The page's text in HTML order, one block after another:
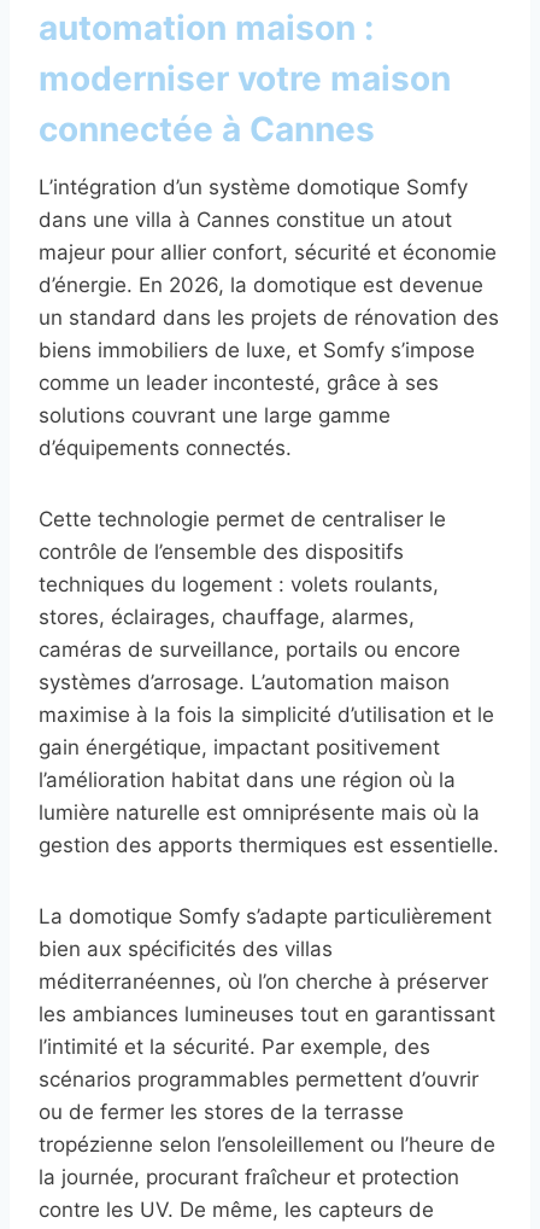
automation maison :
moderniser votre maison
connectée à Cannes
L’intégration d’un système domotique Somfy
dans une villa à Cannes constitue un atout
majeur pour allier confort, sécurité et économie
d’énergie. En 2026, la domotique est devenue
un standard dans les projets de rénovation des
biens immobiliers de luxe, et Somfy s’impose
comme un leader incontesté, grâce à ses
solutions couvrant une large gamme
d’équipements connectés.
Cette technologie permet de centraliser le
contrôle de l’ensemble des dispositifs
techniques du logement : volets roulants,
stores, éclairages, chauffage, alarmes,
caméras de surveillance, portails ou encore
systèmes d’arrosage. L’automation maison
maximise à la fois la simplicité d’utilisation et le
gain énergétique, impactant positivement
l’amélioration habitat dans une région où la
lumière naturelle est omniprésente mais où la
gestion des apports thermiques est essentielle.
La domotique Somfy s’adapte particulièrement
bien aux spécificités des villas
méditerranéennes, où l’on cherche à préserver
les ambiances lumineuses tout en garantissant
l’intimité et la sécurité. Par exemple, des
scénarios programmables permettent d’ouvrir
ou de fermer les stores de la terrasse
tropézienne selon l’ensoleillement ou l’heure de
la journée, procurant fraîcheur et protection
contre les UV. De même, les capteurs de